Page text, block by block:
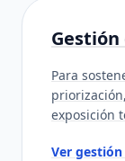
Para
exposición
Ver